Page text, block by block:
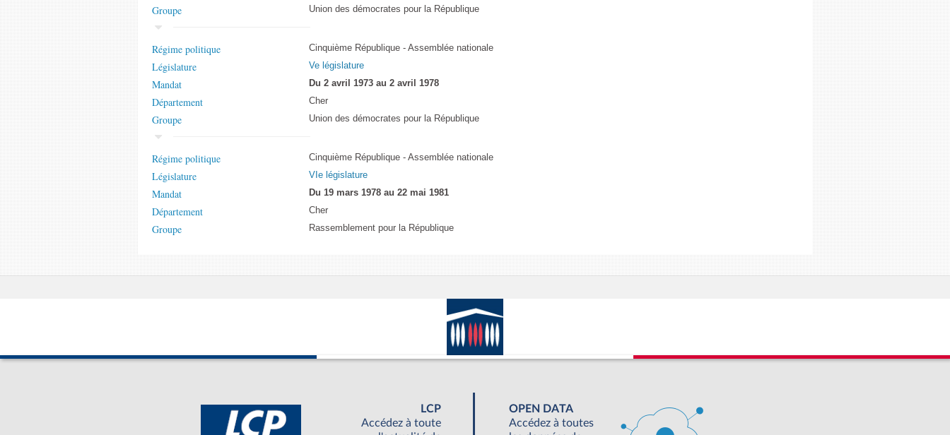
Groupe Union des démocrates pour la République
Régime politique Cinquième République - Assemblée nationale
Législature Ve législature
Mandat Du 2 avril 1973 au 2 avril 1978
Département Cher
Groupe Union des démocrates pour la République
Régime politique Cinquième République - Assemblée nationale
Législature VIe législature
Mandat Du 19 mars 1978 au 22 mai 1981
Département Cher
Groupe Rassemblement pour la République
LCP
Accédez à toute
OPEN DATA
Accédez à toutes